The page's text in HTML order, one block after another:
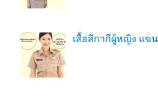
เสื้อสีกากีผู้หญิง แข